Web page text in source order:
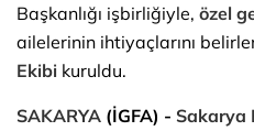
Başkanlığı işbirliğiyle, özel
ailelerinin ihtiyaçlarını
Ekibi kuruldu.
SAKARYA (İGFA) - Sakarya